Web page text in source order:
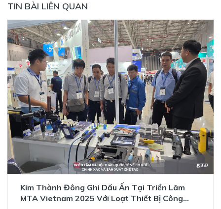
TIN BÀI LIÊN QUAN
Kim Thành Đông Ghi Dấu Ấn Tại Triển Lãm
MTA Vietnam 2025 Với Loạt Thiết Bị Công